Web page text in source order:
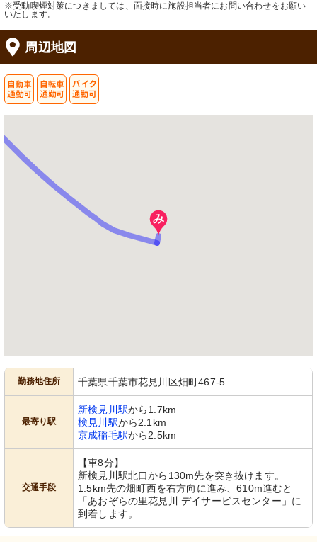
※受動喫煙対策につきましては、面接時に施設担当者にお問い合わせをお願い
いたします。
周辺地図
勤務地住所 千葉県千葉市花見川区畑町467-5
最寄り駅
新検見川駅から1.7km
検見川駅から2.1km
京成稲毛駅から2.5km
交通手段
【車8分】
新検見川駅北口から130m先を突き抜けます。
1.5km先の畑町西を右方向に進み、610m進むと
「あおぞらの里花見川 デイサービスセンター」に
到着します。